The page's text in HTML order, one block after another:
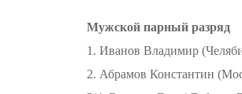
Мужской парный разряд
1. Иванов Владимир
2. Абрамов Константин